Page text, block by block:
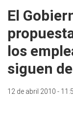
El
los
siguen
12 de abril 2010 -